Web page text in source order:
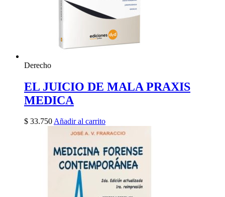
Derecho
EL JUICIO DE MALA PRAXIS
MEDICA
$ 33.750Añadir al carrito